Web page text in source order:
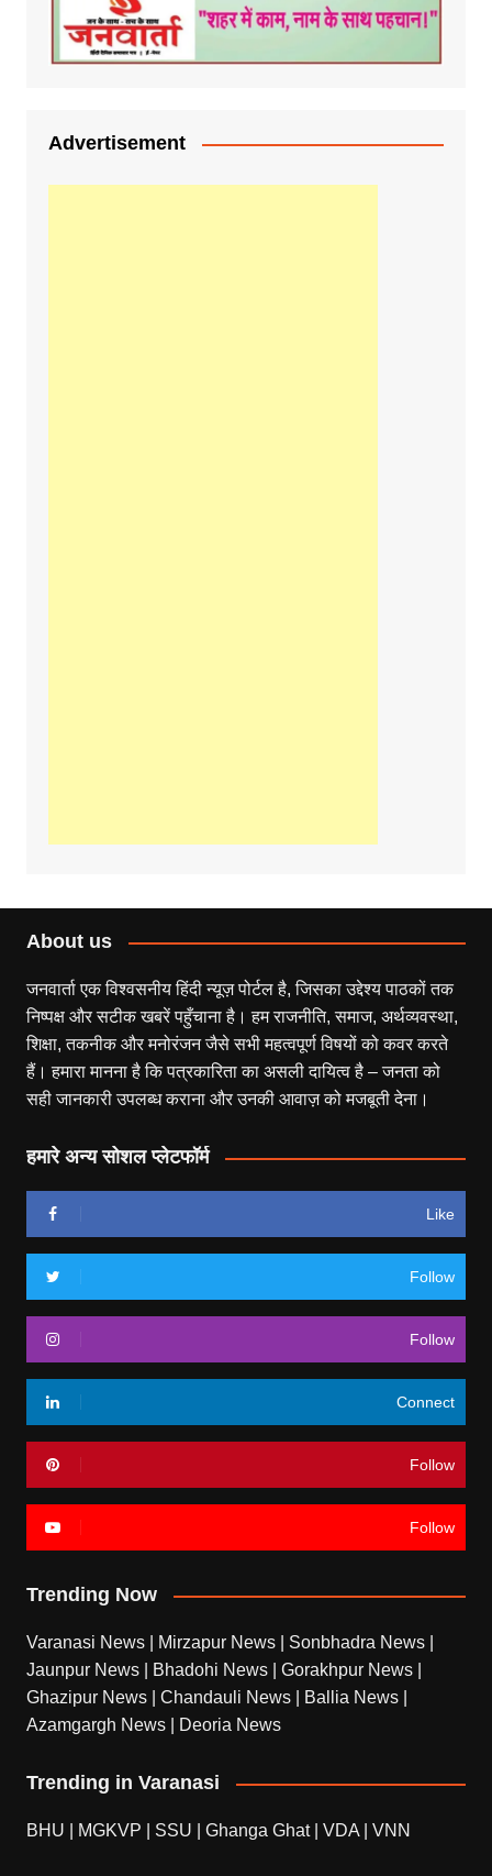
Advertisement
About us
जनवार्ता एक विश्वसनीय हिंदी न्यूज़ पोर्टल है, जिसका उद्देश्य पाठकों तक
निष्पक्ष और सटीक खबरें पहुँचाना है। हम राजनीति, समाज, अर्थव्यवस्था,
शिक्षा, तकनीक और मनोरंजन जैसे सभी महत्वपूर्ण विषयों को कवर करते
हैं। हमारा मानना है कि पत्रकारिता का असली दायित्व है – जनता को
सही जानकारी उपलब्ध कराना और उनकी आवाज़ को मजबूती देना।
हमारे अन्य सोशल प्लेटफॉर्म
Like
Follow
Follow
Connect
Follow
Follow
Trending Now
Varanasi News Mirzapur News Sonbhadra News
Jaunpur News
Bhadohi News Gorakhpur News
Ghazipur News
Chandauli News Ballia News
Azamgargh News
Deoria News
Trending in Varanasi
BHU MGKVP SSU Ghanga Ghat| VDA VNN